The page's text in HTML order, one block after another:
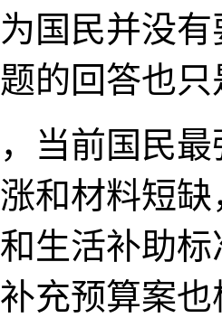
国民并没
的回答也
前国民最
和材料短
生活补助
充预算案